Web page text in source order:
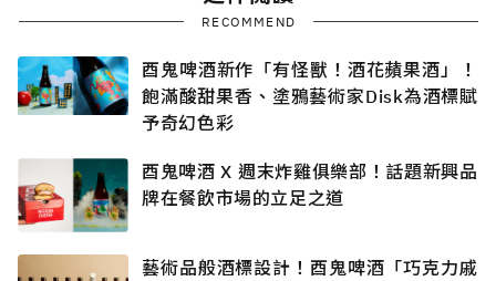
RECOMMEND
酉鬼啤酒新作「有怪獸！酒花蘋果酒」！
飽滿酸甜果香、塗鴉藝術家Disk為酒標賦
予奇幻色彩
酉鬼啤酒 X 週末炸雞俱樂部！話題新興品
牌在餐飲市場的立足之道
藝術品般酒標設計！酉鬼啤酒「巧克力戚